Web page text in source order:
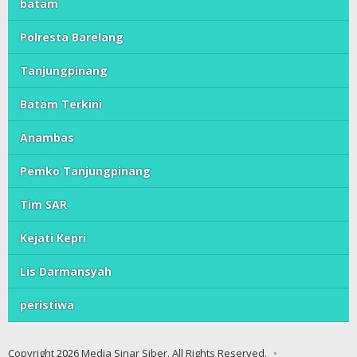
batam
Polresta Barelang
Tanjungpinang
Batam Terkini
Anambas
Pemko Tanjungpinang
Tim SAR
Kejati Kepri
Lis Darmansyah
peristiwa
Copyright 2026 Media Sinar Siber. All Rights Reserved.